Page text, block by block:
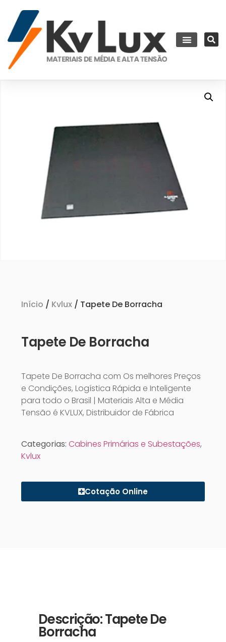
Início / Kvlux / Tapete De Borracha
Tapete De Borracha
Tapete De Borracha com Os melhores Preços
e Condições, Logística Rápida e Inteligente
para todo o Brasil | Materiais Alta e Média
Tensão é KVLUX, Distribuidor de Fábrica
Categorias: Cabines Primárias e Subestações,
Kvlux
Cotação Online
Descrição: Tapete De
Borracha